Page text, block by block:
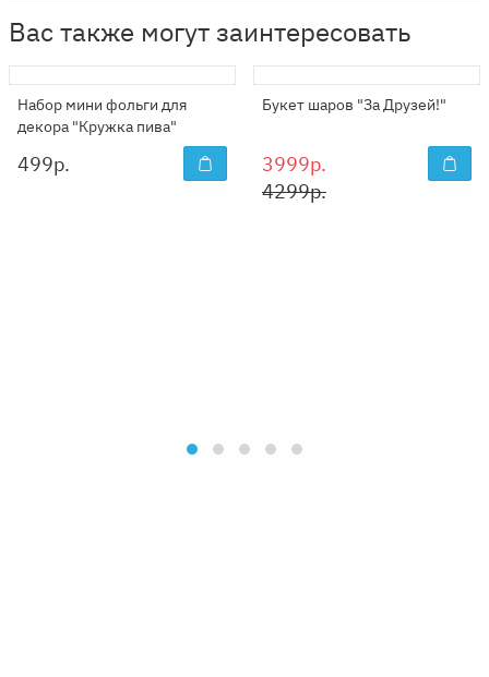
Вас также могут заинтересовать
Набор мини фольги для
декора "Кружка пива"
499р.
Букет шаров "За Друзей!"
3999р.
4299р.